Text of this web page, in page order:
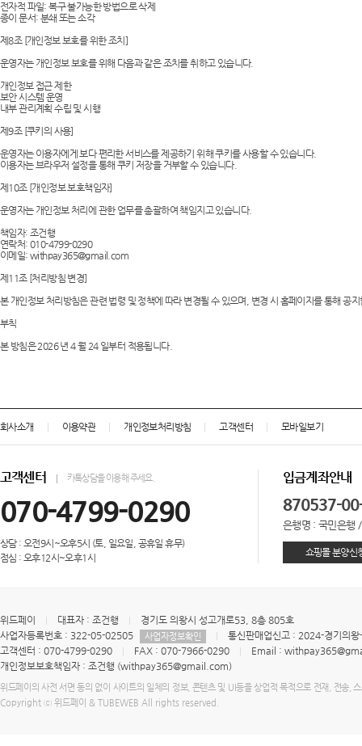
전자적 파일: 복구 불가능한 방법으로 삭제
종이 문서: 분쇄 또는 소각
제8조 [개인정보 보호를 위한 조치]
운영자는 개인정보 보호를 위해 다음과 같은 조치를 취하고 있습니다.
개인정보 접근 제한
보안 시스템 운영
내부 관리계획 수립 및 시행
제9조 [쿠키의 사용]
운영자는 이용자에게 보다 편리한 서비스를 제공하기 위해 쿠키를 사용할 수 있습니다.
이용자는 브라우저 설정을 통해 쿠키 저장을 거부할 수 있습니다.
제10조 [개인정보 보호책임자]
운영자는 개인정보 처리에 관한 업무를 총괄하여 책임지고 있습니다.
책임자: 조건행
연락처: 010-4799-0290
이메일: withpay365@gmail.com
제11조 [처리방침 변경]
본 개인정보 처리방침은 관련 법령 및 정책에 따라 변경될 수 있으며, 변경 시 홈페이지를 통해 공
부칙
본 방침은 2026 년 4 월 24 일부터 적용됩니다.
회사소개 이용약관 개인정보처리방침 고객센터 모바일보기
고객센터 카톡상담을 이용해 주세요.
070-4799-0290
상담 : 오전9시~오후5시 (토, 일요일, 공휴일 휴무)
점심 : 오후12시~오후1시
입금계좌안내
870537-
은행명 : 국민은행
쇼핑몰 분양신
위드페이 대표자 : 조건행
경기도 의왕시 성고개로53, 8층 805호
사업자등록번호 : 322-05-02505
사업자정보확인
통신판매업신고 : 2024-경기의
고객센터 : 070-4799-0290
FAX : 070-7966-0290
Email :
개인정보보호책임자 : 조건행 (withpay365@gmail.com)
위드페이의 사전 서면 동의 없이 사이트의 일체의 정보, 콘텐츠 및 UI등을 상업적 목적으로 전재, 전송,
Copyright ⓒ 위드페이 & TUBEWEB All rights reserved.